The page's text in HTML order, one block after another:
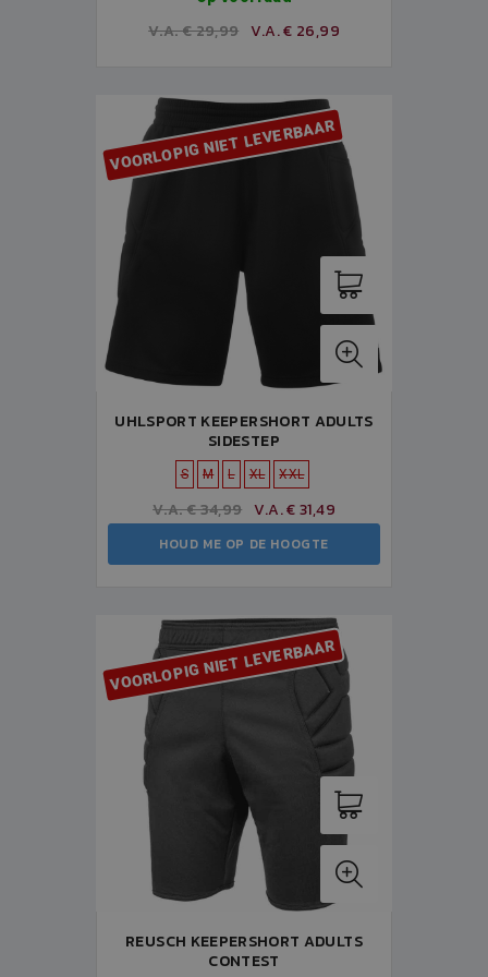
V.A. € 29,99 V.A. € 26,99
VOORLOPIG NIET LEVERBAAR
UHLSPORT KEEPERSHORT ADULTS
SIDESTEP
S M L XL XXL
V.A. € 34,99 V.A. € 31,49
HOUD ME OP DE HOOGTE
VOORLOPIG NIET LEVERBAAR
REUSCH KEEPERSHORT ADULTS
CONTEST